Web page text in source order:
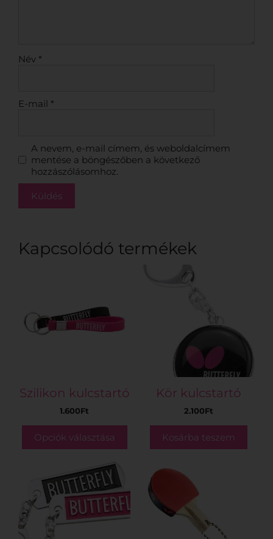
Név *
E-mail *
A nevem, e-mail címem, és weboldalcímem
mentése a böngészőben a következő
hozzászólásomhoz.
Kapcsolódó termékek
Szilikon kulcstartó
1.600Ft
Opciók választása
Kör kulcstartó
2.100Ft
Kosárba teszem